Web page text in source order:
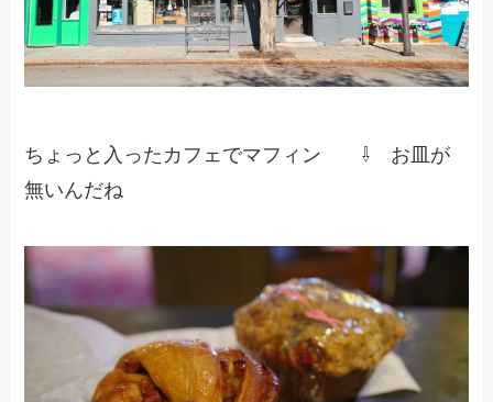
ちょっと入ったカフェでマフィン ⇩ お皿が
無いんだね